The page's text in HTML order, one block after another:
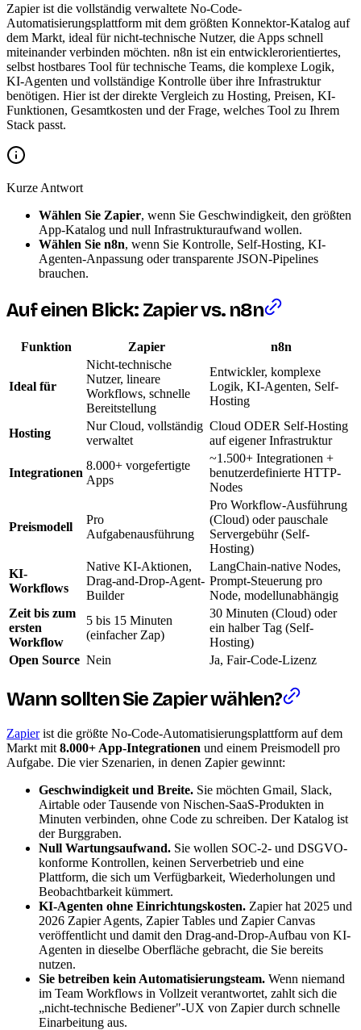
Zapier ist die vollständig verwaltete No-Code-
Automatisierungsplattform mit dem größten Konnektor-Katalog auf
dem Markt, ideal für nicht-technische Nutzer, die Apps schnell
miteinander verbinden möchten. n8n ist ein entwicklerorientiertes,
selbst hostbares Tool für technische Teams, die komplexe Logik,
KI-Agenten und vollständige Kontrolle über ihre Infrastruktur
benötigen. Hier ist der direkte Vergleich zu Hosting, Preisen, KI-
Funktionen, Gesamtkosten und der Frage, welches Tool zu Ihrem
Stack passt.
Kurze Antwort
Wählen Sie Zapier, wenn Sie Geschwindigkeit, den größten
App-Katalog und null Infrastrukturaufwand wollen.
Wählen Sie n8n, wenn Sie Kontrolle, Self-Hosting, KI-
Agenten-Anpassung oder transparente JSON-Pipelines
brauchen.
Auf einen Blick: Zapier vs. n8n
Funktion Zapier n8n
Ideal für
Nicht-technische
Nutzer, lineare
Workflows, schnelle
Bereitstellung
Entwickler, komplexe
Logik, KI-Agenten, Self-
Hosting
Hosting
Nur Cloud, vollständig
verwaltet
Cloud ODER Self-Hosting
auf eigener Infrastruktur
Integrationen
8.000+ vorgefertigte
Apps
~1.500+ Integrationen +
benutzerdefinierte HTTP-
Nodes
Preismodell
Pro
Aufgabenausführung
Pro Workflow-Ausführung
(Cloud) oder pauschale
Servergebühr (Self-
Hosting)
KI-
Workflows
Native KI-Aktionen,
Drag-and-Drop-Agent-
Builder
LangChain-native Nodes,
Prompt-Steuerung pro
Node, modellunabhängig
Zeit bis zum
ersten
Workflow
5 bis 15 Minuten
(einfacher Zap)
30 Minuten (Cloud) oder
ein halber Tag (Self-
Hosting)
Open Source Nein Ja, Fair-Code-Lizenz
Wann sollten Sie Zapier wählen?
Zapierist die größte No-Code-Automatisierungsplattform auf dem
Markt mit 8.000+ App-Integrationen und einem Preismodell pro
Aufgabe. Die vier Szenarien, in denen Zapier gewinnt:
Geschwindigkeit und Breite. Sie möchten Gmail, Slack,
Airtable oder Tausende von Nischen-SaaS-Produkten in
Minuten verbinden, ohne Code zu schreiben. Der Katalog ist
der Burggraben.
Null Wartungsaufwand. Sie wollen SOC-2- und DSGVO-
konforme Kontrollen, keinen Serverbetrieb und eine
Plattform, die sich um Verfügbarkeit, Wiederholungen und
Beobachtbarkeit kümmert.
KI-Agenten ohne Einrichtungskosten. Zapier hat 2025 und
2026 Zapier Agents, Zapier Tables und Zapier Canvas
veröffentlicht und damit den Drag-and-Drop-Aufbau von KI-
Agenten in dieselbe Oberfläche gebracht, die Sie bereits
nutzen.
Sie betreiben kein Automatisierungsteam. Wenn niemand
im Team Workflows in Vollzeit verantwortet, zahlt sich die
„nicht-technische Bediener"-UX von Zapier durch schnelle
Einarbeitung aus.